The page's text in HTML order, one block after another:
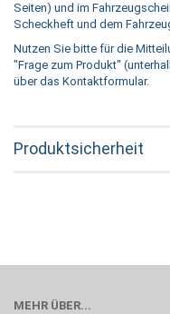
Seiten) und im
Scheckheft und dem
Nutzen Sie bitte für die
"Frage zum Produkt"
über das Kontaktformular.
Produktsicherheit
MEHR ÜBER...